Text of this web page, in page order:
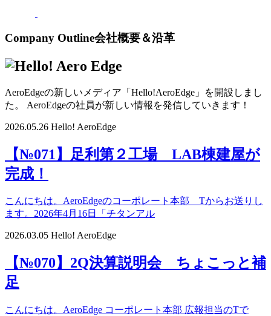
Company Outline会社概要＆沿革
AeroEdgeの新しいメディア「Hello!AeroEdge」を開設しまし
た。 AeroEdgeの社員が新しい情報を発信していきます！
2026.05.26 Hello! AeroEdge
【№071】足利第２工場 LAB棟建屋が
完成！
こんにちは。AeroEdgeのコーポレート本部 Tからお送りし
ます。2026年4月16日「チタンアル
2026.03.05 Hello! AeroEdge
【№070】2Q決算説明会 ちょこっと補
足
こんにちは。AeroEdge コーポレート本部 広報担当のTで